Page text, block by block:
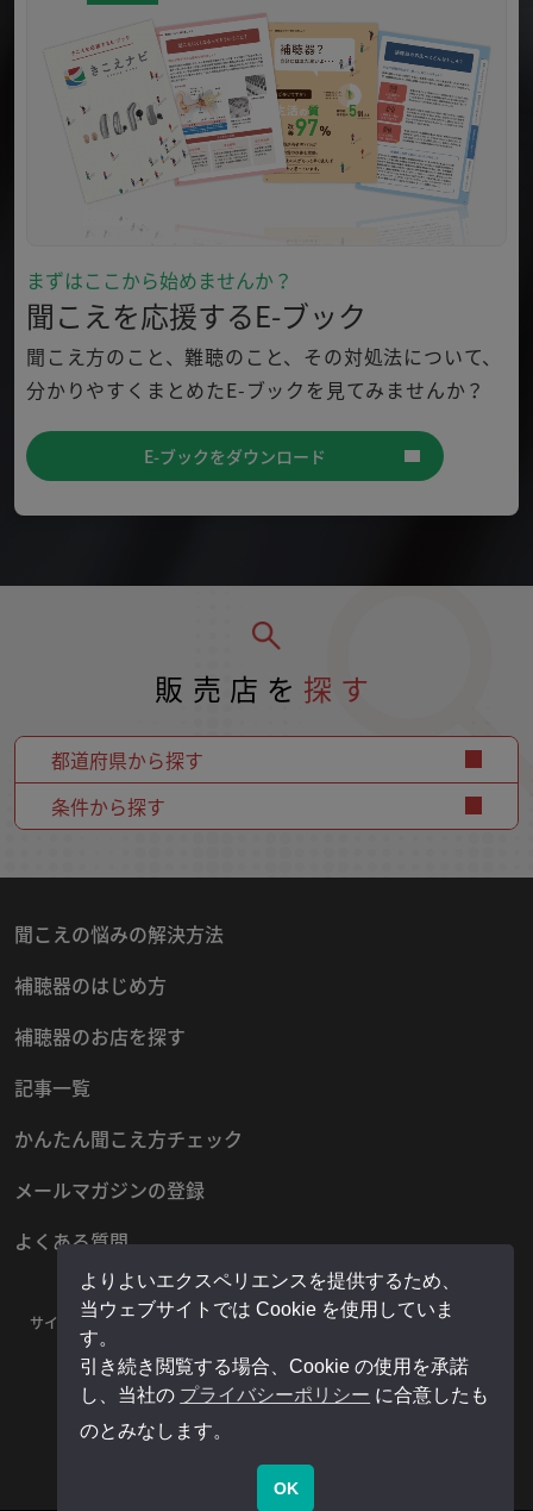
まずはここから始めませんか？
聞こえを応援するE-ブック
聞こえ方のこと、難聴のこと、その対処法について、
分かりやすくまとめたE-ブックを見てみませんか？
E-ブックをダウンロード
販売店を 探す
都道府県から探す
条件から探す
聞こえの悩みの解決方法
補聴器のはじめ方
補聴器のお店を探す
記事一覧
かんたん聞こえ方チェック
メールマガジンの登録
よくある質問
サイトマップ プライバシーポリシー お問い合わせ
運営者情報
販売店様用マイページ
よりよいエクスペリエンスを提供するため、
当ウェブサイトでは Cookie を使用していま
す。
引き続き閲覧する場合、Cookie の使用を承諾
し、当社の プライバシーポリシー に合意したも
のとみなします。
OK